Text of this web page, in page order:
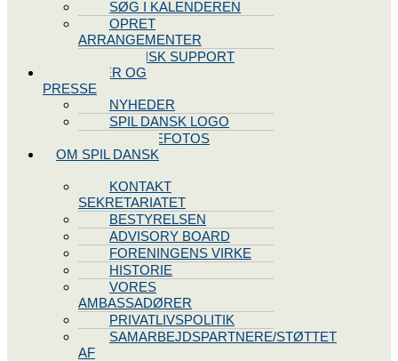
SØG I KALENDEREN
OPRET
ARRANGEMENTER
TEKNISK SUPPORT
NYHEDER OG
PRESSE
NYHEDER
SPIL DANSK LOGO
PRESSEFOTOS
OM SPIL DANSK
KONTAKT
SEKRETARIATET
BESTYRELSEN
ADVISORY BOARD
FORENINGENS VIRKE
HISTORIE
VORES
AMBASSADØRER
PRIVATLIVSPOLITIK
SAMARBEJDSPARTNERE/STØTTET
AF